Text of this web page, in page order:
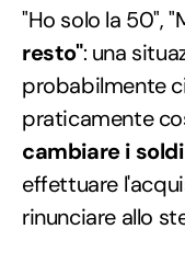
"Ho solo la 50",
resto": una
probabilmente
praticamente
cambiare i soldi
effettuare
rinunciare allo